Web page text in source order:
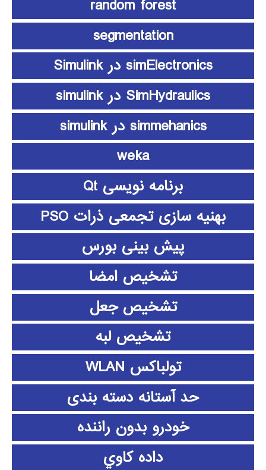
random forest
segmentation
simElectronics در Simulink
SimHydraulics در simulink
simmehanics در simulink
weka
برنامه نویسی Qt
بهنیه سازی تجمعی ذرات PSO
پیش بینی بورس
تشخیص امضا
تشخیص جعل
تشخیص لبه
تولباکس WLAN
حد آستانه دسته بندی
خودرو بدون راننده
داده كاوي